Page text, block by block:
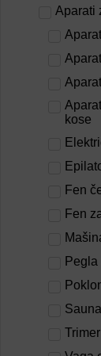
Aparati
kose
Fen
Fen
Pegla
Trimer